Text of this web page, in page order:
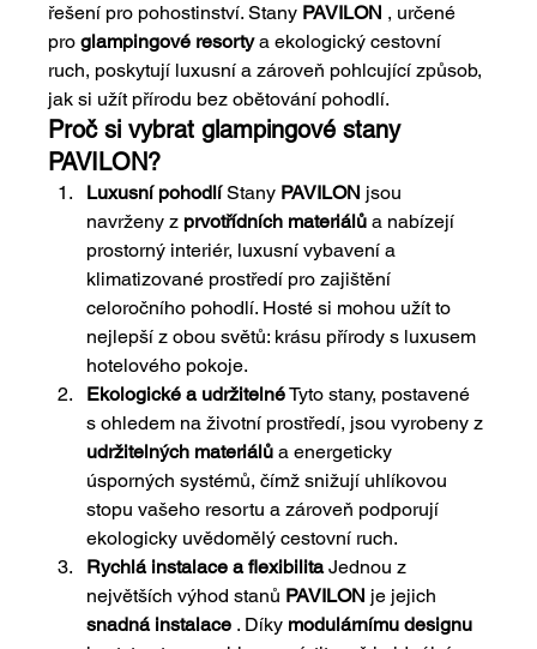
řešení pro pohostinství. Stany PAVILON , určené
pro glampingové resorty a ekologický cestovní
ruch, poskytují luxusní a zároveň pohlcující způsob,
jak si užít přírodu bez obětování pohodlí.
Proč si vybrat glampingové stany
PAVILON?
Luxusní pohodlí Stany PAVILON jsou
navrženy z prvotřídních materiálů a nabízejí
prostorný interiér, luxusní vybavení a
klimatizované prostředí pro zajištění
celoročního pohodlí. Hosté si mohou užít to
nejlepší z obou světů: krásu přírody s luxusem
hotelového pokoje.
Ekologické a udržitelnéTyto stany, postavené
s ohledem na životní prostředí, jsou vyrobeny z
udržitelných materiálů a energeticky
úsporných systémů, čímž snižují uhlíkovou
stopu vašeho resortu a zároveň podporují
ekologicky uvědomělý cestovní ruch.
Rychlá instalace a flexibilita Jednou z
největších výhod stanů PAVILON je jejich
snadná instalace . Díky modulárnímu designu